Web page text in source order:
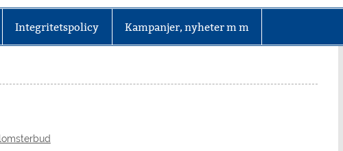
Integritetspolicy Kampanjer, nyheter m m